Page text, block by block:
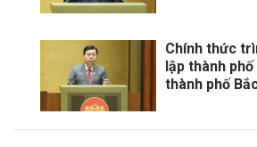
Chính thức
lập thành
thành phố